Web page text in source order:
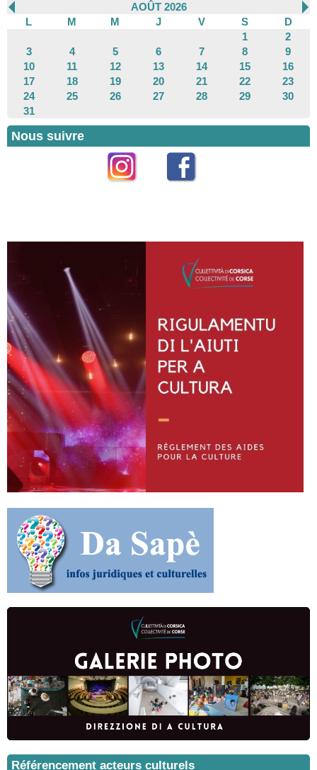
AOÛT 2026
L
M M J V S
D
1
2
3
4 5 6 7 8
9
10
11 12 13 14 15
16
17
18 19 20 21 22
23
24
25 26 27 28 29
30
31
Nous suivre
Référencement acteurs culturels